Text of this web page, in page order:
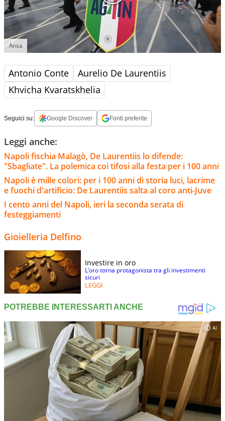
Ansa
Antonio Conte
Aurelio De Laurentiis
Khvicha Kvaratskhelia
Seguici su: Google Discover Fonti preferite
Leggi anche:
Napoli fischia Malagò, De Laurentiis lo difende:
"Sbagliate". La polemica coi tifosi alla festa per i 100 anni
Napoli è mille colori: per i 100 anni di storia luci, lacrime
e fuochi d'artificio: De Laurentiis salta al coro anti-Juve
I cento anni del Napoli, ieri la seconda serata di
festeggiamenti
Gioielleria Delfino
Investire in oro
L’oro torna protagonista tra gli investimenti
sicuri
LEGGI